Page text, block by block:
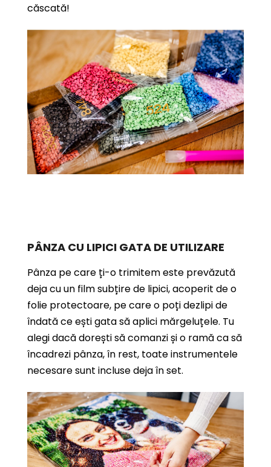
căscată!
PÂNZA CU LIPICI GATA DE UTILIZARE
Pânza pe care ți-o trimitem este prevăzută
deja cu un film subțire de lipici, acoperit de o
folie protectoare, pe care o poți dezlipi de
îndată ce ești gata să aplici mărgeluțele. Tu
alegi dacă dorești să comanzi și o ramă ca să
încadrezi pânza, în rest, toate instrumentele
necesare sunt incluse deja în set.